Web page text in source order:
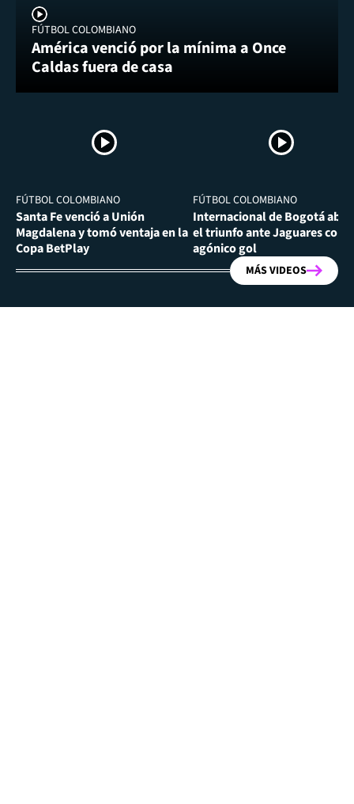
FÚTBOL COLOMBIANO
América venció por la mínima a Once
Caldas fuera de casa
FÚTBOL COLOMBIANO
Santa Fe venció a Unión
Magdalena y tomó ventaja en la
Copa BetPlay
FÚTBOL COLOMBIANO
Internacional de Bogotá
el triunfo ante Jaguares con
agónico gol
MÁS VIDEOS